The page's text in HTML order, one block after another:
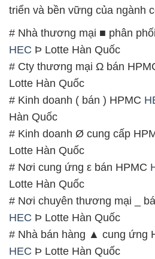
triển và bền vững của ngành
# Nhà thương mại ■ phân
HEC Þ Lotte Hàn Quốc
# Cty thương mại Ω bán
Lotte Hàn Quốc
# Kinh doanh ( bán ) HPMC
Hàn Quốc
# Kinh doanh Ø cung cấp
Lotte Hàn Quốc
# Nơi cung ứng ε bán HPMC
Lotte Hàn Quốc
# Nơi chuyên thương mại _
HEC Þ Lotte Hàn Quốc
# Nhà bán hàng ▲ cung ứng
HEC Þ Lotte Hàn Quốc